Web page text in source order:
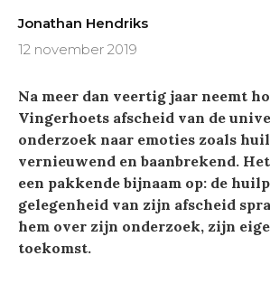
Jonathan Hendriks
12 november 2019
Na meer dan veertig jaar neemt
Vingerhoets afscheid van de
onderzoek naar emoties zoals
vernieuwend en baanbrekend.
een pakkende bijnaam op: de
gelegenheid van zijn afscheid
hem over zijn onderzoek, zijn
toekomst.